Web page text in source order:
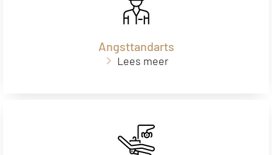
Angsttandarts
Lees meer